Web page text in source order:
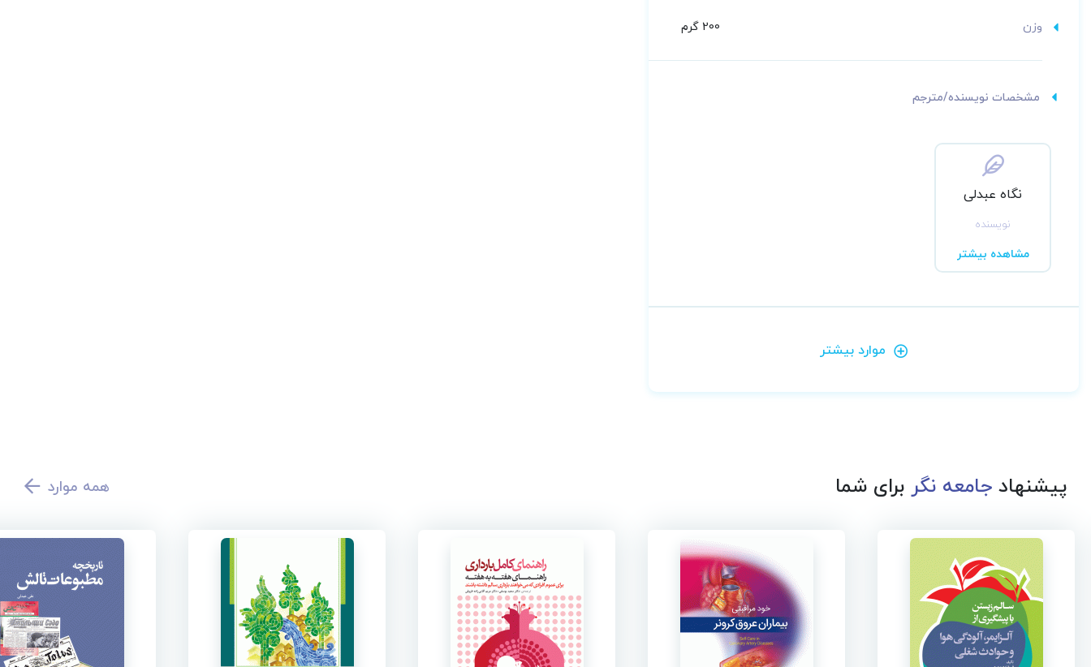
وزن 200 گرم
مشخصات نویسنده/مترجم
نگاه عبدلی
نویسنده
مشاهده بیشتر
موارد بیشتر
پیشنهادجامعه نگربرای شما همه موارد